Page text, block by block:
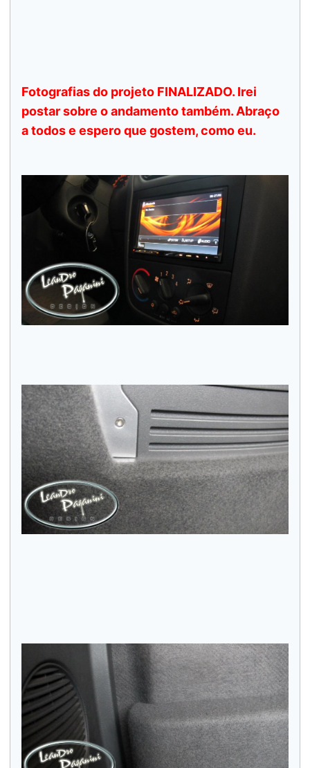
Fotografias do projeto FINALIZADO. Irei
postar sobre o andamento também. Abraço
a todos e espero que gostem, como eu.